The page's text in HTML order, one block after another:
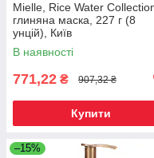
Mielle, Rice Water
глиняна маска, 227 г (8
унцій), Київ
В наявності
771,22 ₴ 907,32 ₴
Купити
–15%